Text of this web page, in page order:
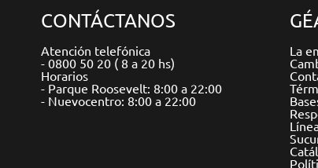
CONTÁCTANOS
Atención telefónica
- 0800 50 20 ( 8 a 20 hs)
Horarios
- Parque Roosevelt: 8:00 a 22:00
- Nuevocentro: 8:00 a 22:00
La